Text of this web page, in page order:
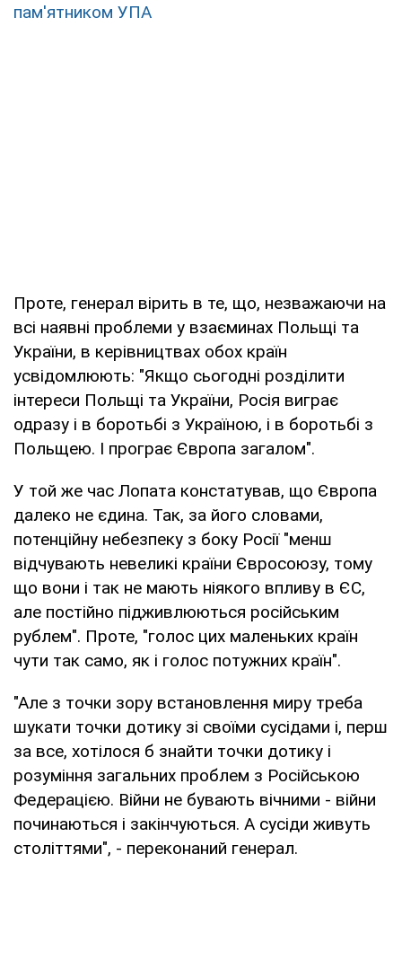
пам'ятником УПА
Проте, генерал вірить в те, що, незважаючи на
всі наявні проблеми у взаєминах Польщі та
України, в керівництвах обох країн
усвідомлюють: "Якщо сьогодні розділити
інтереси Польщі та України, Росія виграє
одразу і в боротьбі з Україною, і в боротьбі з
Польщею. І програє Європа загалом".
У той же час Лопата констатував, що Європа
далеко не єдина. Так, за його словами,
потенційну небезпеку з боку Росії "менш
відчувають невеликі країни Євросоюзу, тому
що вони і так не мають ніякого впливу в ЄС,
але постійно підживлюються російським
рублем". Проте, "голос цих маленьких країн
чути так само, як і голос потужних країн".
"Але з точки зору встановлення миру треба
шукати точки дотику зі своїми сусідами і, перш
за все, хотілося б знайти точки дотику і
розуміння загальних проблем з Російською
Федерацією. Війни не бувають вічними - війни
починаються і закінчуються. А сусіди живуть
століттями", - переконаний генерал.